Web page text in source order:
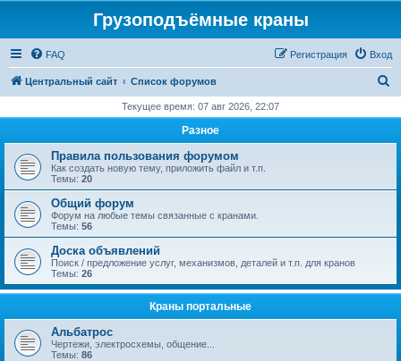
Грузоподъёмные краны
FAQ Вход
Регистрация
Центральный сайт Список форумов
с
Текущее время: 07 авг 2026, 22:07
Разное
Правила пользования форумом
Как создать новую тему, приложить файл и т.п.
Темы: 20
Общий форум
Форум на любые темы связанные с кранами.
Темы: 56
Доска объявлений
Поиск / предложение услуг, механизмов, деталей и т.п. для кранов
Темы: 26
Краны портальные
Альбатрос
Чертежи, электросхемы, общение...
Темы: 86